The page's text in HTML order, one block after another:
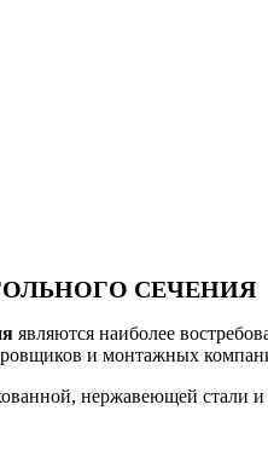
СЕЧЕНИЯ
являются наиболее
и монтажных
нержавеющей стали